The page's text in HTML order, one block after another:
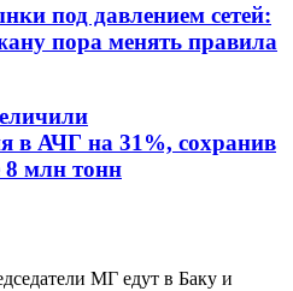
под давлением сетей:
пора менять правила
в АЧГ на 31%, сохранив
8 млн тонн
МГ едут в Баку и